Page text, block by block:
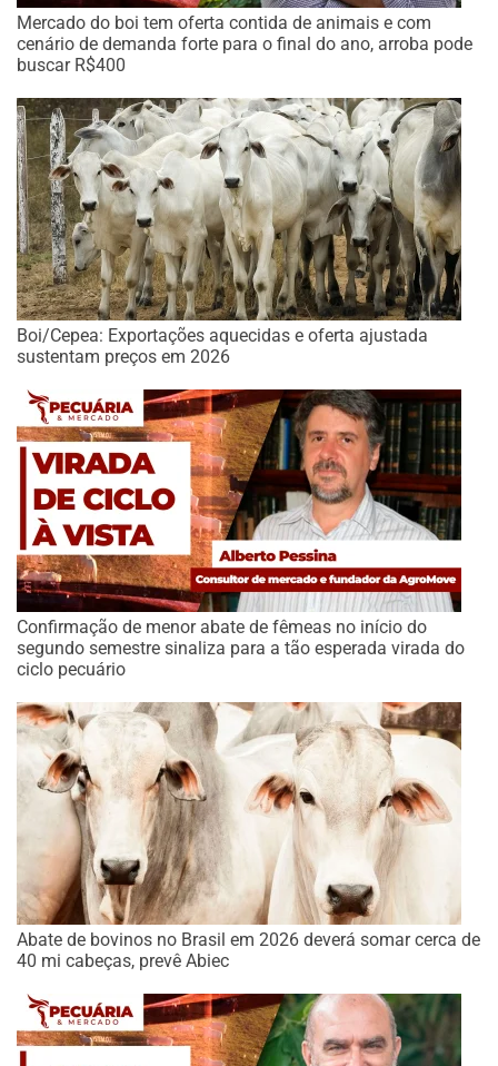
Mercado do boi tem oferta contida de animais e com
cenário de demanda forte para o final do ano, arroba pode
buscar R$400
Boi/Cepea: Exportações aquecidas e oferta ajustada
sustentam preços em 2026
Confirmação de menor abate de fêmeas no início do
segundo semestre sinaliza para a tão esperada virada do
ciclo pecuário
Abate de bovinos no Brasil em 2026 deverá somar cerca de
40 mi cabeças, prevê Abiec